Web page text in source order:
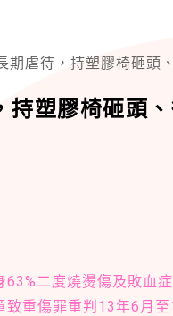
持塑膠椅砸頭、徒手毆打、燒
塑膠椅砸頭
二度燒燙傷及敗血
重傷罪重判13年6月至